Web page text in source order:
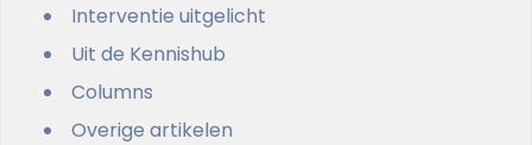
Interventie uitgelicht
Uit de Kennishub
Columns
Overige artikelen